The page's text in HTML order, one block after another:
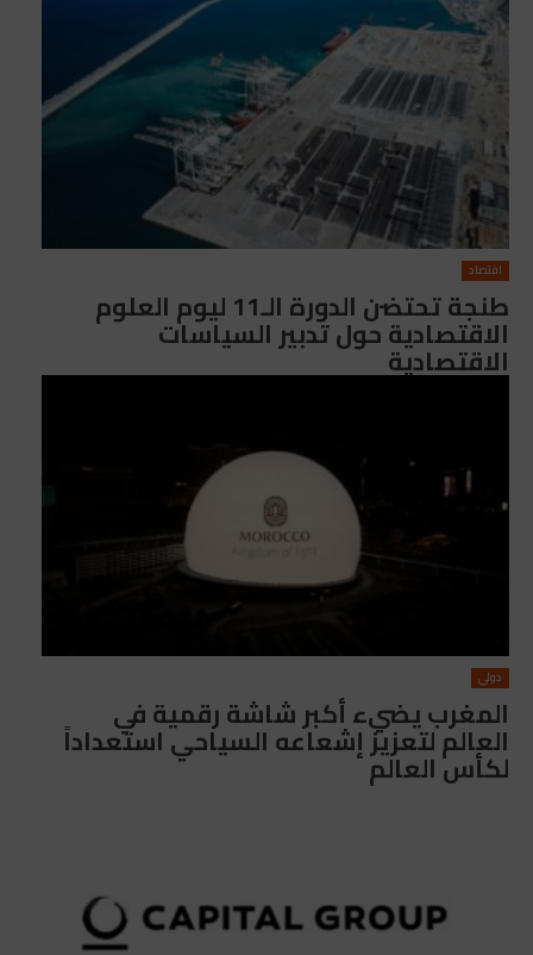
اقتصاد
طنجة تحتضن الدورة الـ11 ليوم العلوم
الاقتصادية حول تدبير السياسات
الاقتصادية
دولي
المغرب يضيء أكبر شاشة رقمية في
العالم لتعزيز إشعاعه السياحي استعداداً
لكأس العالم